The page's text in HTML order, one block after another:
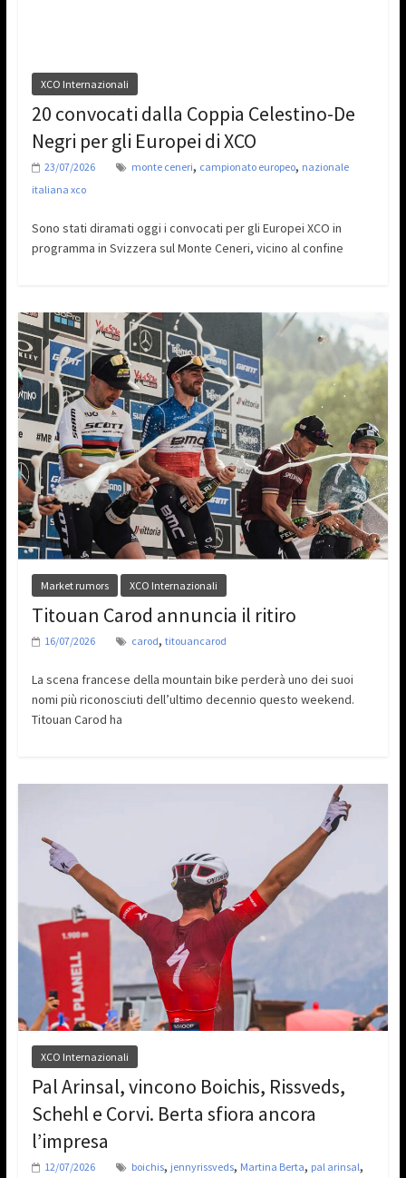
XCO Internazionali
20 convocati dalla Coppia Celestino-De
Negri per gli Europei di XCO
23/07/2026 monte ceneri, campionato europeo, nazionale
italiana xco
Sono stati diramati oggi i convocati per gli Europei XCO in
programma in Svizzera sul Monte Ceneri, vicino al confine
Market rumors XCO Internazionali
Titouan Carod annuncia il ritiro
16/07/2026 carod, titouancarod
La scena francese della mountain bike perderà uno dei suoi
nomi più riconosciuti dell’ultimo decennio questo weekend.
Titouan Carod ha
XCO Internazionali
Pal Arinsal, vincono Boichis, Rissveds,
Schehl e Corvi. Berta sfiora ancora
l’impresa
12/07/2026 boichis, jennyrissveds, Martina Berta, pal arinsal,